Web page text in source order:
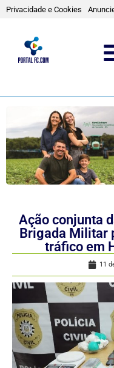
Privacidade e Cookies
Ação conjunta
Brigada Militar
tráfico em
11